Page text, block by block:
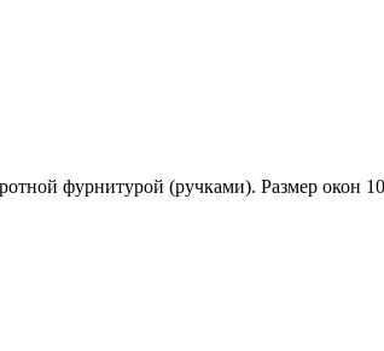
фурнитурой (ручками). Размер окон